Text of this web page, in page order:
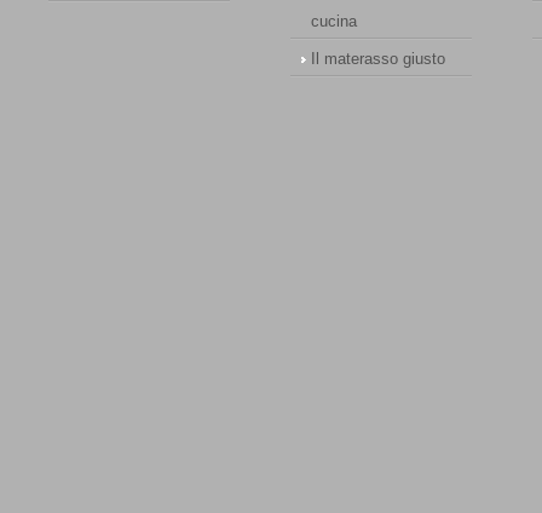
cucina
Il materasso giusto